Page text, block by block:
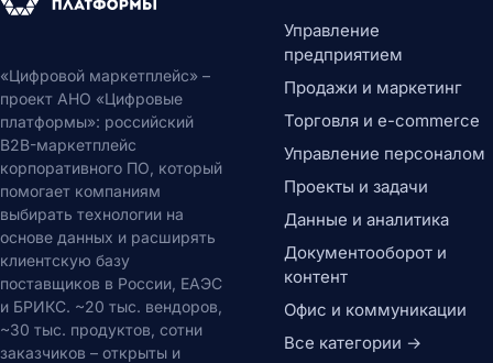
«Цифровой маркетплейс» –
проект АНО «Цифровые
платформы»: российский
B2B-маркетплейс
корпоративного ПО, который
помогает компаниям
выбирать технологии на
основе данных и расширять
клиентскую базу
поставщиков в России, ЕАЭС
и БРИКС. ~20 тыс. вендоров,
~30 тыс. продуктов, сотни
заказчиков – открыты и
Управление
предприятием
Продажи и маркетинг
Торговля и e-commerce
Управление персоналом
Проекты и задачи
Данные и аналитика
Документооборот и
контент
Офис и коммуникации
Все категории →